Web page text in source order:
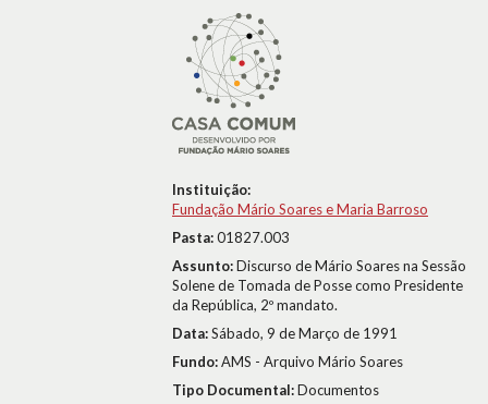
Instituição:
Fundação Mário Soares e Maria Barroso
Pasta:01827.003
Assunto:Discurso de Mário Soares na Sessão
Solene de Tomada de Posse como Presidente
da República, 2º mandato.
Data:Sábado, 9 de Março de 1991
Fundo:AMS - Arquivo Mário Soares
Tipo Documental:Documentos